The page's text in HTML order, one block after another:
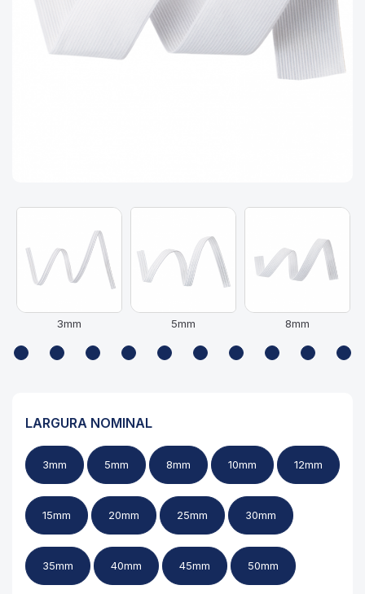
3mm 5mm 8mm
LARGURA NOMINAL
3mm 5mm 8mm 10mm 12mm
15mm 20mm 25mm 30mm
35mm 40mm 45mm 50mm